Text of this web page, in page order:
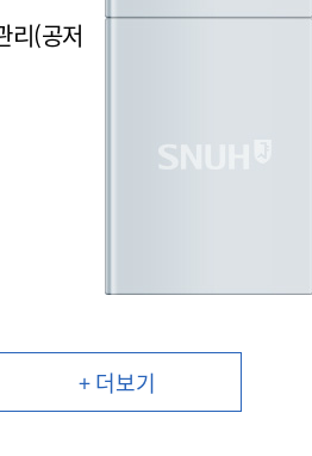
리(공저
+ 더보기